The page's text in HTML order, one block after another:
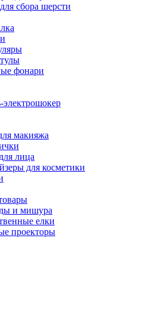
сбора шерсти
фонари
макияжа
лица
для косметики
и мишура
елки
проекторы